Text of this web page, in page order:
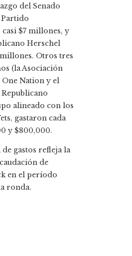
del Senado
$7 millones, y
Herschel
Otros tres
(la Asociación
Nation y el
alineado con los
gastaron cada
y $800,000.
gastos refleja la
de
en el período
ronda.